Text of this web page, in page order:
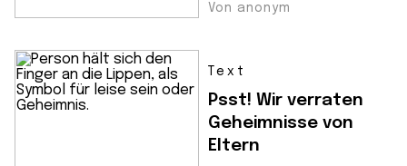
Von anonym
Text
Psst! Wir verraten
Geheimnisse von
Eltern